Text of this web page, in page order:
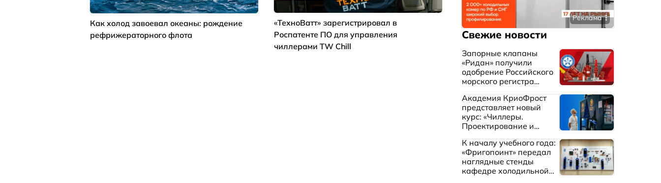
Как холод завоевал океаны: рождение
рефрижераторного флота
«ТехноВатт» зарегистрировал в
Роспатенте ПО для управления
чиллерами TW Chill
Реклама
Свежие новости
Запорные клапаны
«Ридан» получили
одобрение Российского
морского регистра
Академия КриоФрост
представляет новый
курс: «Чиллеры.
Проектирование и
охлаждения жидкостей»
К началу учебного года:
«Фригопоинт» передал
наглядные стенды
кафедре холодильной